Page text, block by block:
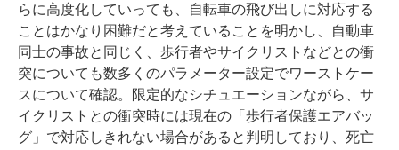
らに高度化していっても、自転車の飛び出しに対応する
ことはかなり困難だと考えていることを明かし、自動車
同士の事故と同じく、歩行者やサイクリストなどとの衝
突についても数多くのパラメーター設定でワーストケー
スについて確認。限定的なシチュエーションながら、サ
イクリストとの衝突時には現在の「歩行者保護エアバッ
グ」で対応しきれない場合があると判明しており、死亡